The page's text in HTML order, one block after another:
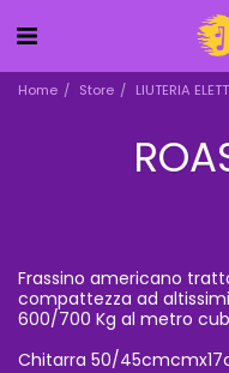
Home Store LIUTERIA
Frassino americano
compattezza ad
600/700 Kg al metro
Chitarra 50/